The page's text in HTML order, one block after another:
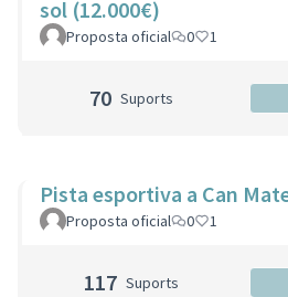
sol (12.000€)
Proposta oficial 0 1
70 Suports
Pista esportiva a Can
Proposta oficial 0 1
117 Suports